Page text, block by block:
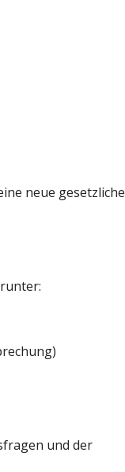
neue gesetzliche
und der